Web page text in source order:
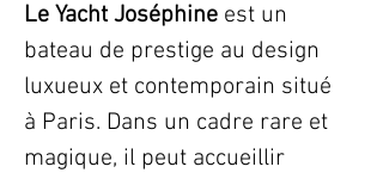
Le Yacht Joséphine est un
bateau de prestige au design
luxueux et contemporain situé
à Paris. Dans un cadre rare et
magique, il peut accueillir